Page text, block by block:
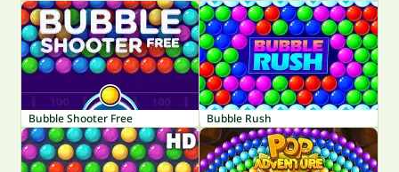
Bubble Shooter Free Bubble Rush